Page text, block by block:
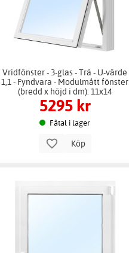
Vridfönster - 3-glas - Trä - U-värde
1,1 - Fyndvara - Modulmått fönster
(bredd x höjd i dm): 11x14
5295 kr
Fåtal i lager
Köp